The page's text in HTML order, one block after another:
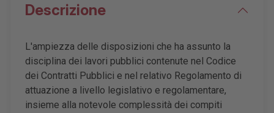
Descrizione
L'ampiezza delle disposizioni che ha assunto la
disciplina dei lavori pubblici contenute nel Codice
dei Contratti Pubblici e nel relativo Regolamento di
attuazione a livello legislativo e regolamentare,
insieme alla notevole complessità dei compiti